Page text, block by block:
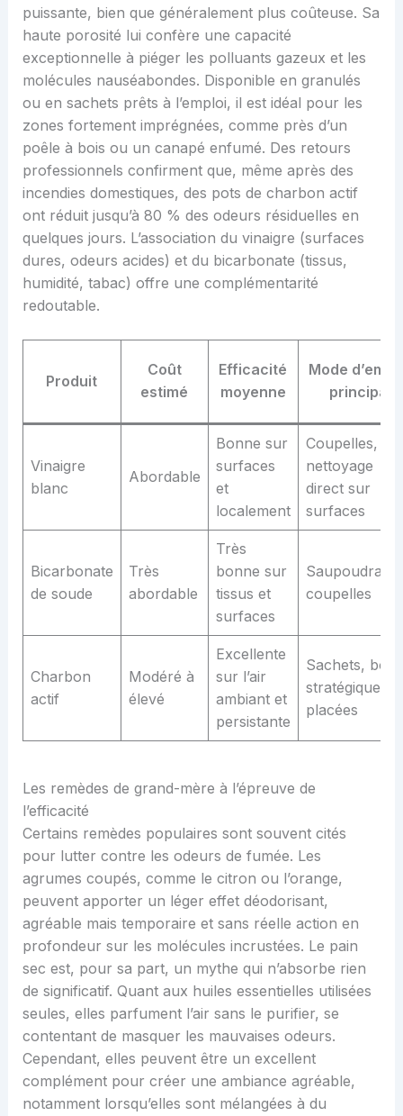
puissante, bien que généralement plus coûteuse. Sa
haute porosité lui confère une capacité
exceptionnelle à piéger les polluants gazeux et les
molécules nauséabondes. Disponible en granulés
ou en sachets prêts à l’emploi, il est idéal pour les
zones fortement imprégnées, comme près d’un
poêle à bois ou un canapé enfumé. Des retours
professionnels confirment que, même après des
incendies domestiques, des pots de charbon actif
ont réduit jusqu’à 80 % des odeurs résiduelles en
quelques jours. L’association du vinaigre (surfaces
dures, odeurs acides) et du bicarbonate (tissus,
humidité, tabac) offre une complémentarité
redoutable.
Produit
Coût
estimé
Efficacité
moyenne
Mode
principal
Vinaigre
blanc
Abordable
Bonne sur
surfaces
et
localement
Coupelles,
nettoyage
direct sur
surfaces
Bicarbonate
de soude
Très
abordable
Très
bonne sur
tissus et
surfaces
Saupoudrage,
coupelles
Charbon
actif
Modéré à
élevé
Excellente
sur l’air
ambiant et
persistante
Sachets,
placées
Les remèdes de grand-mère à l’épreuve de
l’efficacité
Certains remèdes populaires sont souvent cités
pour lutter contre les odeurs de fumée. Les
agrumes coupés, comme le citron ou l’orange,
peuvent apporter un léger effet déodorisant,
agréable mais temporaire et sans réelle action en
profondeur sur les molécules incrustées. Le pain
sec est, pour sa part, un mythe qui n’absorbe rien
de significatif. Quant aux huiles essentielles utilisées
seules, elles parfument l’air sans le purifier, se
contentant de masquer les mauvaises odeurs.
Cependant, elles peuvent être un excellent
complément pour créer une ambiance agréable,
notamment lorsqu’elles sont mélangées à du